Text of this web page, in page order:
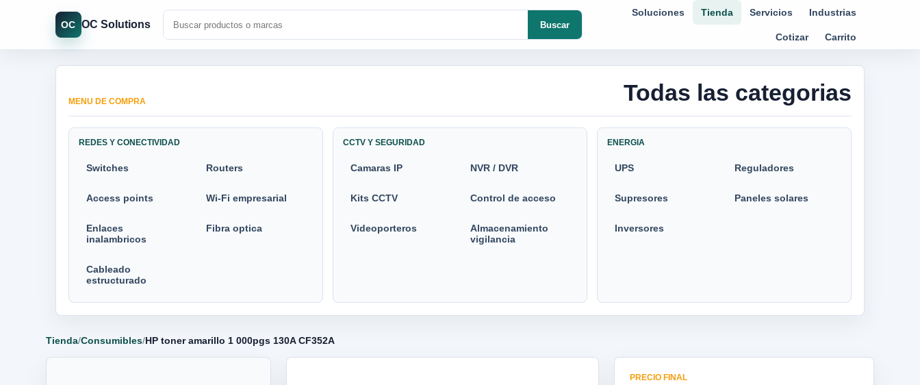
OC OC Solutions Buscar
Soluciones Tienda Servicios Industrias
Cotizar Carrito
MENU DE COMPRA Todas las categorias
REDES Y CONECTIVIDAD
Switches Routers
Access points Wi-Fi empresarial
Enlaces
inalambricos
Fibra optica
Cableado
estructurado
CCTV Y SEGURIDAD
Camaras IP NVR / DVR
Kits CCTV Control de acceso
Videoporteros
Almacenamiento
vigilancia
ENERGIA
UPS Reguladores
Supresores Paneles solares
Inversores
Tienda/Consumibles/HP toner amarillo 1 000pgs 130A CF352A
PRECIO FINAL